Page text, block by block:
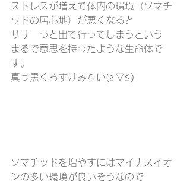
ストレスが増えて体内の環境（ソマチ
ッドの居心地）が悪くなると
ササーっと出て行ってしまうという
まるで意思を持ったような生命体で
す。
真っ黒くろすけみたい(≧▽≦)
ソマチッドを増やすにはマイナスイオ
ンの多い環境が良いそうなので